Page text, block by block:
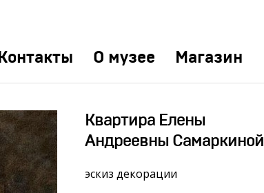
Контакты О музее Магазин
Квартира Елены
Андреевны Самаркиной
эскиз декорации